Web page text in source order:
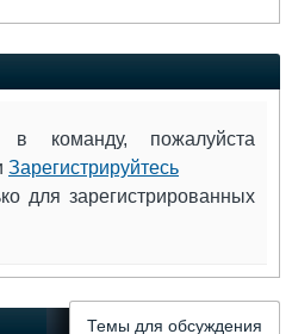
в команду, пожалуйста
Зарегистрируйтесь
для зарегистрированных
Темы для обсуждения